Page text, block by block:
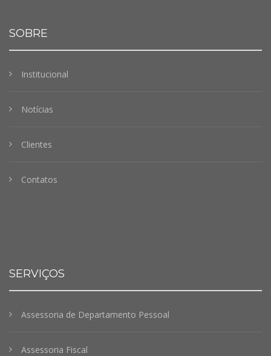
SOBRE
Institucional
Notícias
Clientes
Contatos
SERVIÇOS
Assessoria de Departamento Pessoal
Assessoria Fiscal